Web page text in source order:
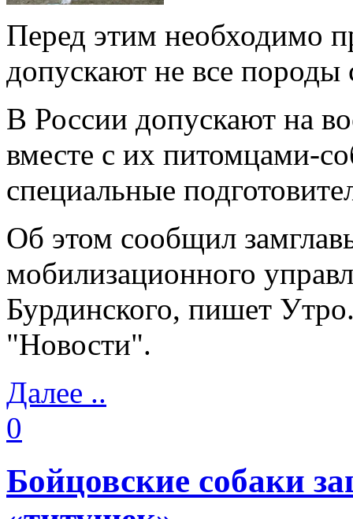
Перед этим необходимо
допускают не все породы
В России допускают на
вместе с их питомцами-
специальные
Об этом сообщил
мобилизационного
Бурдинского, пишет
"Новости".
Далее ..
0
Бойцовские собаки